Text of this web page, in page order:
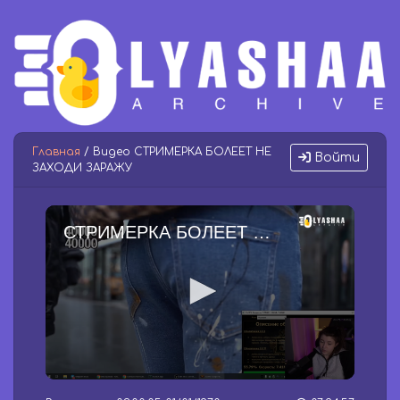
Войти
Главная / Видео СТРИМЕРКА БОЛЕЕТ НЕ
ЗАХОДИ ЗАРАЖУ
СТРИМЕРКА БОЛЕЕТ НЕ ЗАХОДИ ЗАРАЖУ